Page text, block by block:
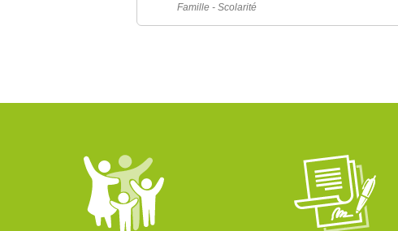
Famille - Scolarité